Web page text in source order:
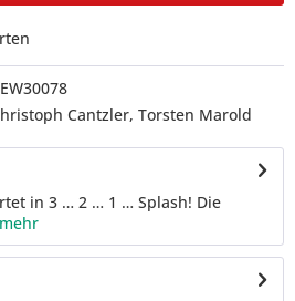
Cantzler, Torsten Marold
in 3 … 2 … 1 … Splash! Die
mehr